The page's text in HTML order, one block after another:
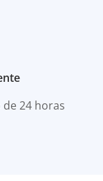
24 horas